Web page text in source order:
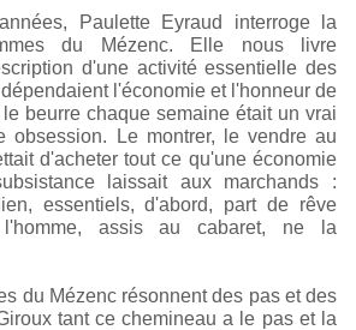
Paulette Eyraud interroge la
du Mézenc. Elle nous livre
d'une activité essentielle des
l'économie et l'honneur de
beurre chaque semaine était un vrai
obsession. Le montrer, le vendre au
d'acheter tout ce qu'une économie
laissait aux marchands :
essentiels, d'abord, part de rêve
assis au cabaret, ne la
du Mézenc résonnent des pas et des
tant ce chemineau a le pas et la